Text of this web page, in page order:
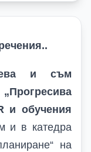
и съм
и обучения
и в катедра
на